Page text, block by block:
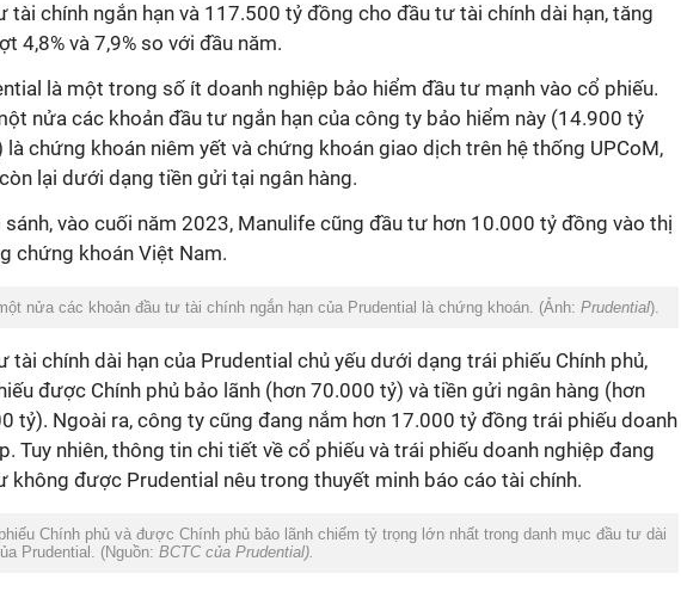
tài chính ngắn hạn và 117.500 tỷ đồng cho đầu tư tài chính dài hạn, tăng
4,8% và 7,9% so với đầu năm.
là một trong số ít doanh nghiệp bảo hiểm đầu tư mạnh vào cổ phiếu.
nửa các khoản đầu tư ngắn hạn của công ty bảo hiểm này (14.900 tỷ
là chứng khoán niêm yết và chứng khoán giao dịch trên hệ thống UPCoM,
lại dưới dạng tiền gửi tại ngân hàng.
vào cuối năm 2023, Manulife cũng đầu tư hơn 10.000 tỷ đồng vào thị
chứng khoán Việt Nam.
nửa các khoản đầu tư tài chính ngắn hạn của Prudential là chứng khoán. (Ảnh: Prudential).
tài chính dài hạn của Prudential chủ yếu dưới dạng trái phiếu Chính phủ,
được Chính phủ bảo lãnh (hơn 70.000 tỷ) và tiền gửi ngân hàng (hơn
tỷ). Ngoài ra, công ty cũng đang nắm hơn 17.000 tỷ đồng trái phiếu doanh
Tuy nhiên, thông tin chi tiết về cổ phiếu và trái phiếu doanh nghiệp đang
không được Prudential nêu trong thuyết minh báo cáo tài chính.
Chính phủ và được Chính phủ bảo lãnh chiếm tỷ trọng lớn nhất trong danh mục đầu tư dài
Prudential. (Nguồn: BCTC của Prudential).